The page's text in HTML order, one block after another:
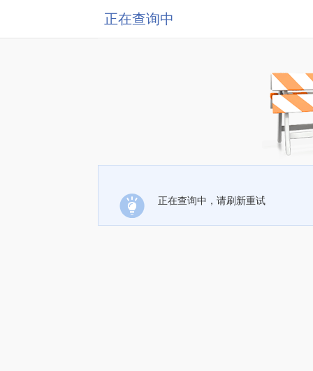
正在查询中
正在查询中，请刷新重试